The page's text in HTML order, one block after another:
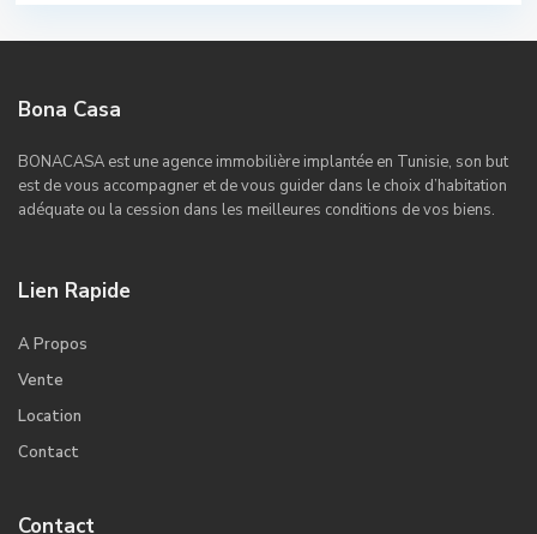
Bona Casa
BONACASA est une agence immobilière implantée en Tunisie, son but
est de vous accompagner et de vous guider dans le choix d’habitation
adéquate ou la cession dans les meilleures conditions de vos biens.
Lien Rapide
A Propos
Vente
Location
Contact
Contact